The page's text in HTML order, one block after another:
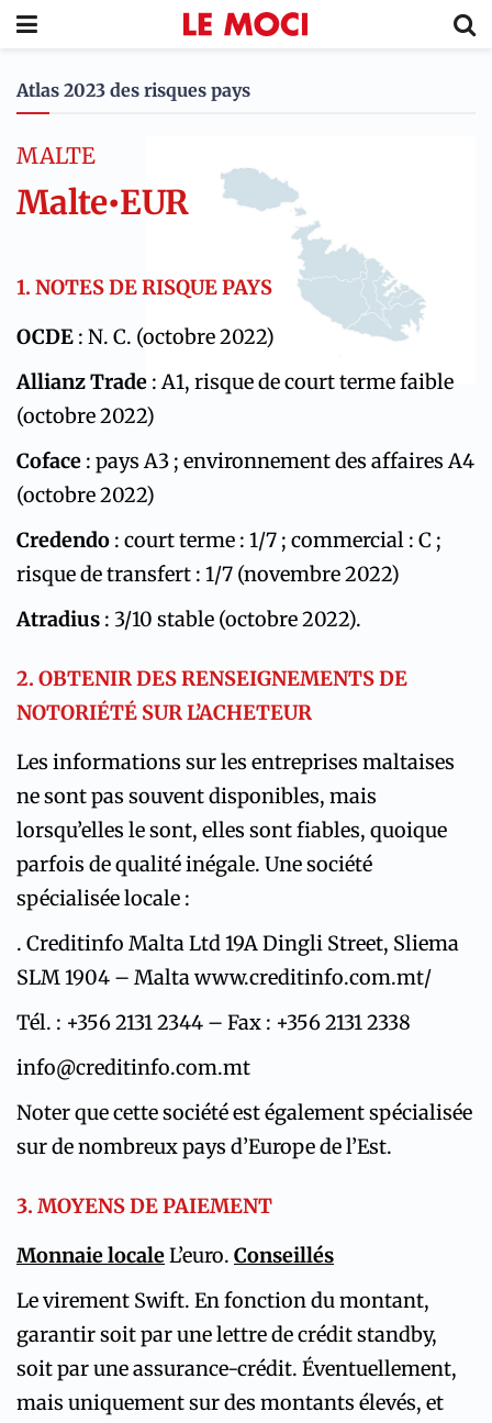
Atlas 2023 des risques pays
MALTE
Malte•EUR
1. NOTES DE RISQUE PAYS
OCDE : N. C. (octobre 2022)
Allianz Trade : A1, risque de court terme faible
(octobre 2022)
Coface : pays A3 ; environnement des affaires A4
(octobre 2022)
Credendo : court terme : 1/7 ; commercial : C ;
risque de transfert : 1/7 (novembre 2022)
Atradius : 3/10 stable (octobre 2022).
2. OBTENIR DES RENSEIGNEMENTS DE
NOTORIÉTÉ SUR L’ACHETEUR
Les informations sur les entreprises maltaises
ne sont pas souvent disponibles, mais
lorsqu’elles le sont, elles sont fiables, quoique
parfois de qualité inégale. Une société
spécialisée locale :
. Creditinfo Malta Ltd 19A Dingli Street, Sliema
SLM 1904 – Malta www.creditinfo.com.mt/
Tél. : +356 2131 2344 – Fax : +356 2131 2338
info@creditinfo.com.mt
Noter que cette société est également spécialisée
sur de nombreux pays d’Europe de l’Est.
3. MOYENS DE PAIEMENT
Monnaie localeL’euro. Conseillés
Le virement Swift. En fonction du montant,
garantir soit par une lettre de crédit standby,
soit par une assurance-crédit. Éventuellement,
mais uniquement sur des montants élevés, et